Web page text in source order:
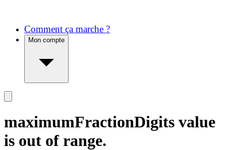
Comment ça marche ?
Mon compte
maximumFractionDigits value
is out of range.